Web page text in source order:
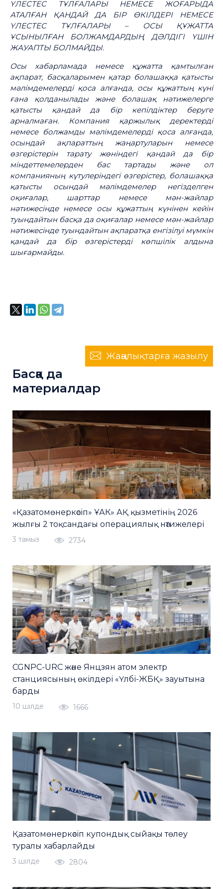
ҮЛЕСТЕС ТҰЛҒАЛАРЫ НЕМЕСЕ ЖОҒАРЫДА
АТАЛҒАН ҚАНДАЙ ДА БІР ӨКІЛДЕРІ НЕМЕСЕ
ҮЛЕСТЕС ТҰЛҒАЛАРЫ –ОСЫ ҚҰЖАТТА
ҰСЫНЫЛҒАН БОЛЖАМДАРДЫҢ ДӘЛДІГІ ҮШІН
ЖАУАПТЫ БОЛМАЙДЫ.
Осы хабарламада немесе құжатта қамтылған
ақпарат, басқаларымен қатар болашаққа қатысты
мәлімдемелерді қоса алғанда, осы құжаттың күні
ғана қолданылады және болашақ нәтижелерге
қатысты қандай да бір кепілдіктер беруге
арналмаған. Компания қаржылық деректерді
немесе болжамды мәлімдемелерді қоса алғанда,
осындай ақпараттың жаңартуларын немесе
өзгерістерін тарату жөніндегі қандай да бір
міндеттемелерден бас тартады және ол
компанияның күтулеріндегі өзгерістер, болашаққа
қатысты осындай мәлімдемелер негізделген
оқиғалар, шарттар немесе мән-жайлар
нәтижесінде немесе осы құжаттың күнінен кейін
туындайтын басқа да оқиғалар немесе мән-жайлар
нәтижесінде туындайтын ақпаратқа енгізілуі мүмкін
қандай да бір өзгерістерді көпшілік алдына
шығармайды.
Жаңалықтарға жазылу
Басқа да
материалдар
«Қазатомөнеркәсіп» ҰАК» АҚ қызметінің 2026
жылғы 2 тоқсандағы операциялық нәтижелері
3 тамыз 2734
CGNPC-URC және Янцзян атом электр
станциясының өкілдері «Үлбі-ЖБҚ» зауытына
барды
10 шiлде 1666
Қазатомөнеркәсіп купондық сыйақы төлеу
туралы хабарлайды
3 шiлде 2804